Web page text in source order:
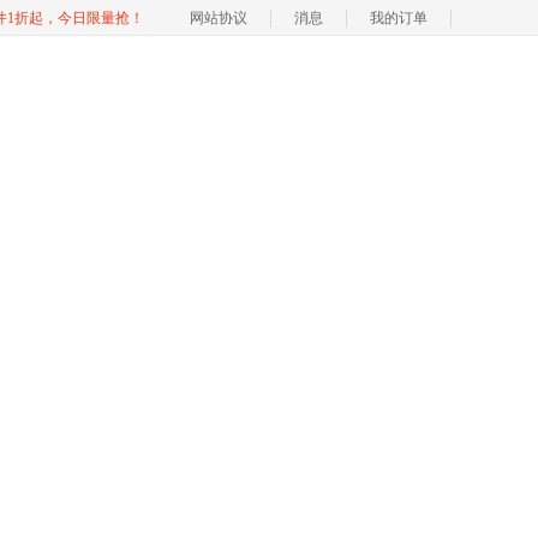
1折起，今日限量抢！ 网站协议 消息 我的订单